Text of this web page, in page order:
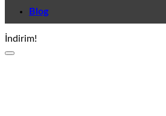
Blog
İndirim!